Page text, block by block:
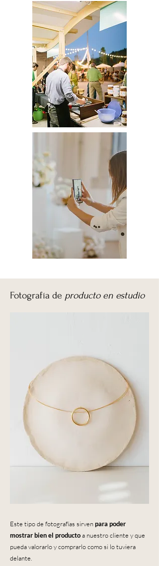
Fotografía de producto en estudio
Este tipo de fotografías sirvenpara poder
mostrar bien el productoa nuestro cliente y que
pueda valorarlo y comprarlo como si lo tuviera
delante.